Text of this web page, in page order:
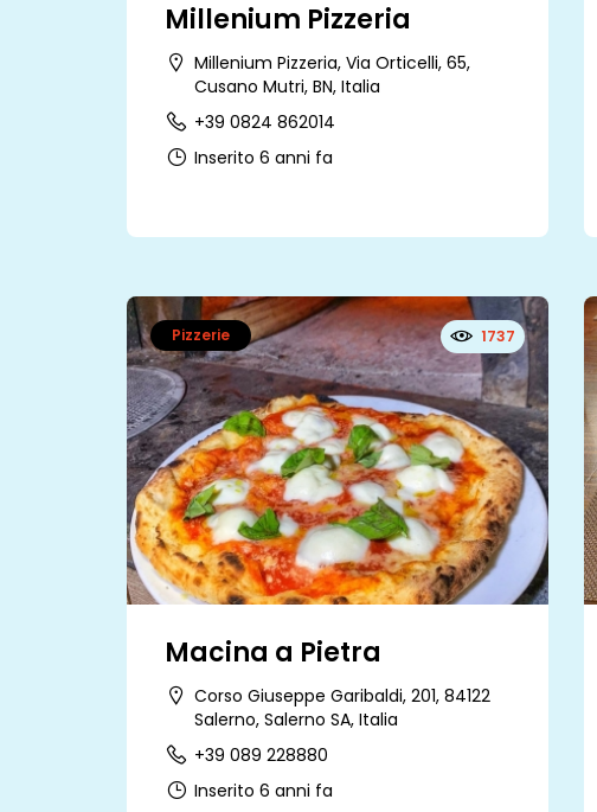
Millenium Pizzeria
Millenium Pizzeria, Via Orticelli, 65,
Cusano Mutri, BN, Italia
+39 0824 862014
Inserito 6 anni fa
Macina a Pietra
Corso Giuseppe Garibaldi, 201, 84122
Salerno, Salerno SA, Italia
+39 089 228880
Inserito 6 anni fa
Pizzerie 1737